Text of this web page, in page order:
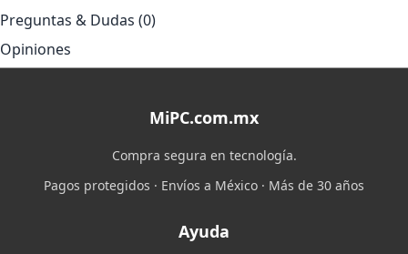
Preguntas & Dudas (0)
Opiniones
MiPC.com.mx
Compra segura en tecnología.
Pagos protegidos · Envíos a México · Más de 30 años
Ayuda